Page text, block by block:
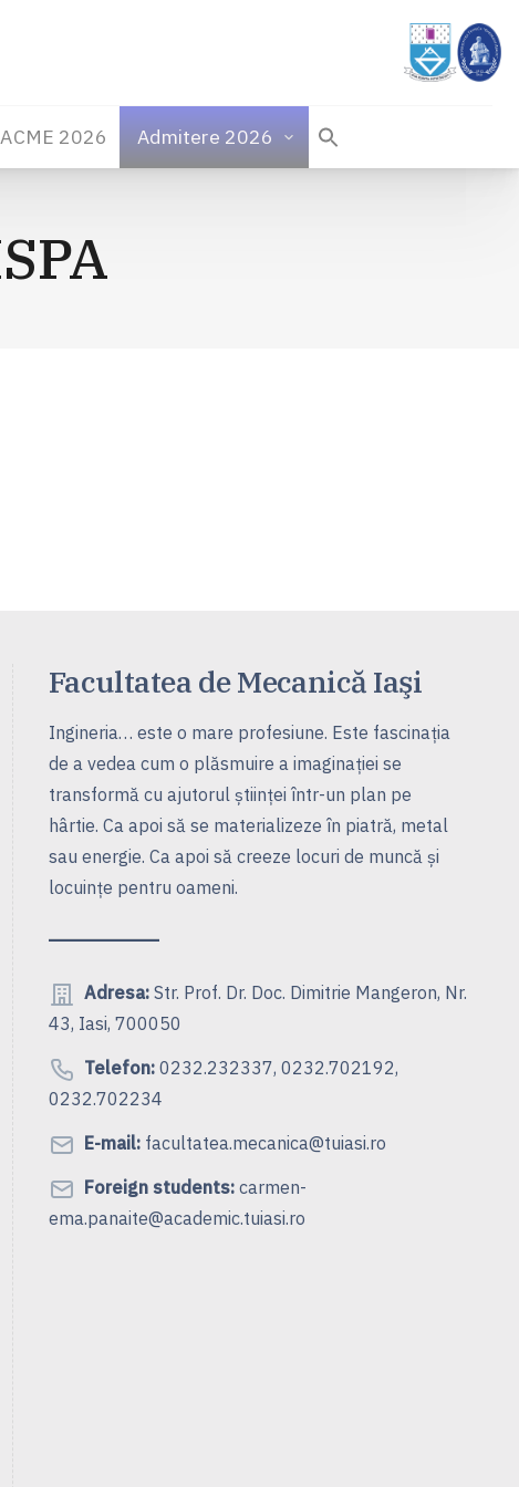
ACME 2026 Admitere 2026
Facultatea de Mecanică Iaşi
Ingineria… este o mare profesiune. Este fascinaţia
de a vedea cum o plăsmuire a imaginaţiei se
transformă cu ajutorul ştiinţei într-un plan pe
hârtie. Ca apoi să se materializeze în piatră, metal
sau energie. Ca apoi să creeze locuri de muncă şi
locuinţe pentru oameni.
Adresa:Str. Prof. Dr. Doc. Dimitrie Mangeron, Nr.
43, Iasi, 700050
Telefon:0232.232337, 0232.702192,
0232.702234
E-mail:facultatea.mecanica@tuiasi.ro
Foreign students:carmen-
ema.panaite@academic.tuiasi.ro